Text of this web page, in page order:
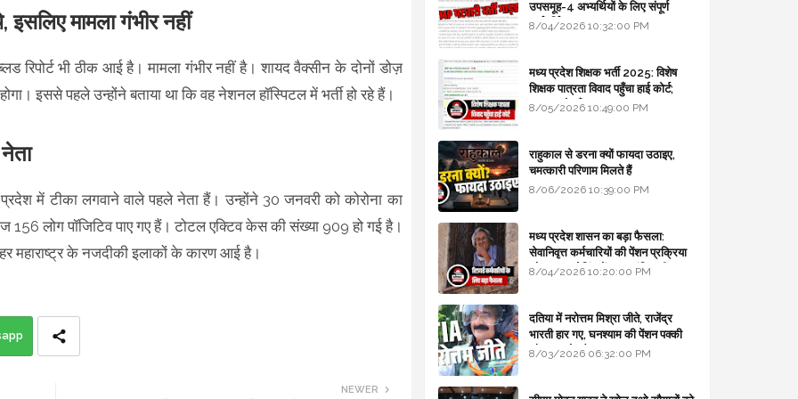
मामला गंभीर नहीं
रिपोर्ट भी ठीक आई है। मामला गंभीर नहीं है। शायद वैक्सीन के दोनों डोज़
इससे पहले उन्होंने बताया था कि वह नेशनल हॉस्पिटल में भर्ती हो रहे हैं।
में टीका लगवाने वाले पहले नेता हैं। उन्होंने 30 जनवरी को कोरोना का
लोग पॉजिटिव पाए गए हैं। टोटल एक्टिव केस की संख्या 909 हो गई है।
महाराष्ट्र के नजदीकी इलाकों के कारण आई है।
NEWER
उपसमूह-4 अभ्यर्थियों के लिए संपूर्ण
मार्गदर्शिका
8/04/2026 10:32:00 PM
मध्य प्रदेश शिक्षक भर्ती 2025: विशेष
शिक्षक पात्रता विवाद पहुँचा हाई कोर्ट;
सरकार से माँगा जवाब
8/05/2026 10:49:00 PM
राहुकाल से डरना क्यों फायदा उठाइए,
चमत्कारी परिणाम मिलते हैं
8/06/2026 10:39:00 PM
मध्य प्रदेश शासन का बड़ा फैसला:
सेवानिवृत्त कर्मचारियों की पेंशन प्रक्रिया
और बजट कोडिंग में हुए क्रांतिकारी
8/04/2026 10:20:00 PM
दतिया में नरोत्तम मिश्रा जीते, राजेंद्र
भारती हार गए, घनश्याम की पेंशन पक्की
और आशुतोष बैक टू...
8/03/2026 06:32:00 PM